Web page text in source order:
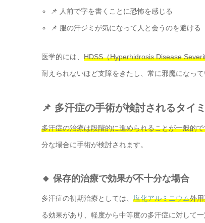
📌 人前で字を書くことに恐怖を感じる
📌 服の汗ジミが気になって人と会うのを避ける
医学的には、 HDSS（Hyperhidrosis Disease
耐えられないほど支障をきたし、常に邪魔になっ
📌 多汗症の手術が検討されるタイ
多汗症の治療は段階的に進められることが一般的
分な場合に手術が検討されます。
🔸 保存的治療で効果が不十分な場合
多汗症の初期治療としては、 塩化アルミニウム外
る効果があり、軽度から中等度の多汗症に対して